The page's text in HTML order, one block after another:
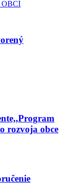
rozvoja obce